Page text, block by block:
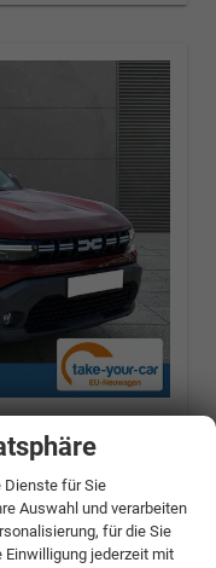
Frontantrieb
Dienste für Sie
Auswahl und verarbeiten
für die Sie
Einwilligung jederzeit mit